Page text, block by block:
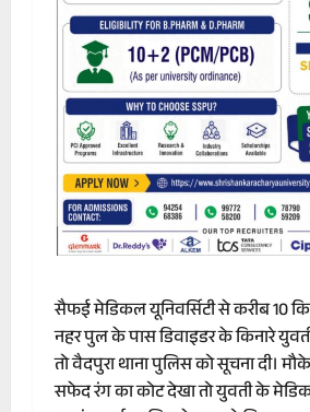
सैफई मेडिकल यूनिवर्सिटी से करीब 10
नहर पुल के पास डिवाइडर के किनारे
तो वैदपुरा थाना पुलिस को सूचना दी।
सफेद रंग का कोट देखा तो युवती के